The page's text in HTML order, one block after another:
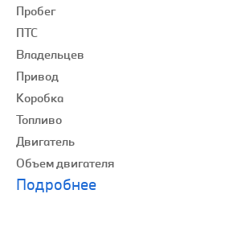
Пробег
ПТС
Владельцев
Привод
Коробка
Топливо
Двигатель
Объем двигателя
Подробнее